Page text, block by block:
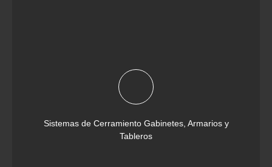
Sistemas de Cerramiento Gabinetes, Armarios y
Tableros